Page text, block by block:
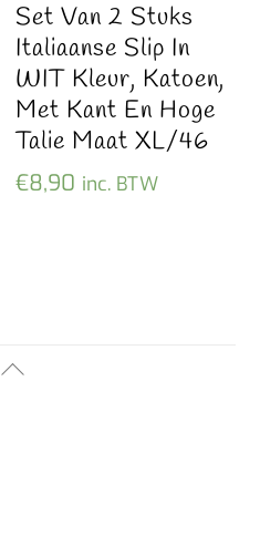
Set Van 2 Stuks
Italiaanse Slip In
WIT Kleur, Katoen,
Met Kant En Hoge
Talie Maat XL/46
€8,90 inc. BTW
Back